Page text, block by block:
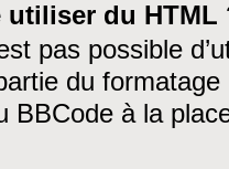
utiliser du HTML
pas possible
du
BBCode à la